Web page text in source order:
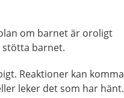
om barnet är oroligt
stötta barnet.
Reaktioner kan komma
leker det som har hänt.